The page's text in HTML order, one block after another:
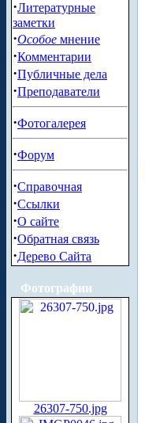
·Литературные
заметки
·Особое мнение
·Комментарии
·Публичные дела
·Преподаватели
·Фотогалерея
·Форум
·Справочная
·Ссылки
·О сайте
·Обратная связь
·Дерево Сайта
Фотографии
26307-750.jpg